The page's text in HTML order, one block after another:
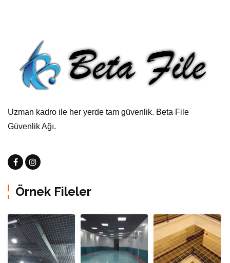
Uzman kadro ile her yerde tam güvenlik. Beta File
Güvenlik Ağı.
Örnek Fileler